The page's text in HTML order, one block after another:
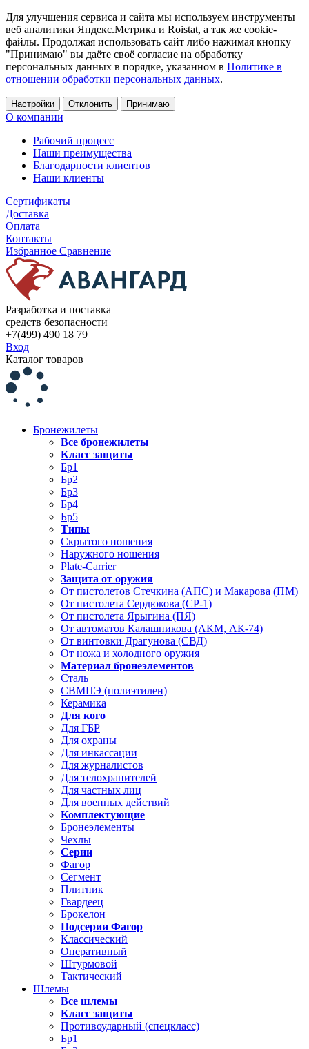
Для улучшения сервиса и сайта мы используем инструменты
веб аналитики Яндекс.Метрика и Roistat, а так же cookie-
файлы. Продолжая использовать сайт либо нажимая кнопку
"Принимаю" вы даёте своё согласие на обработку
персональных данных в порядке, указанном в Политике в
отношении обработки персональных данных.
Настройки Отклонить Принимаю
О компании
Рабочий процесс
Наши преимущества
Благодарности клиентов
Наши клиенты
Сертификаты
Доставка
Оплата
Контакты
Избранное Сравнение
Разработка и поставка
средств безопасности
+7(499) 490 18 79
Вход
Каталог товаров
Бронежилеты
Все бронежилеты
Класс защиты
Бр1
Бр2
Бр3
Бр4
Бр5
Типы
Скрытого ношения
Наружного ношения
Plate-Carrier
Защита от оружия
От пистолетов Стечкина (АПС) и Макарова (ПМ)
От пистолета Сердюкова (СР-1)
От пистолета Ярыгина (ПЯ)
От автоматов Калашникова (АКМ, АК-74)
От винтовки Драгунова (СВД)
От ножа и холодного оружия
Материал бронеэлементов
Сталь
СВМПЭ (полиэтилен)
Керамика
Для кого
Для ГБР
Для охраны
Для инкассации
Для журналистов
Для телохранителей
Для частных лиц
Для военных действий
Комплектующие
Бронеэлементы
Чехлы
Серии
Фагор
Сегмент
Плитник
Гвардеец
Брокелон
Подсерии Фагор
Классический
Оперативный
Штурмовой
Тактический
Шлемы
Все шлемы
Класс защиты
Противоударный (спецкласс)
Бр1